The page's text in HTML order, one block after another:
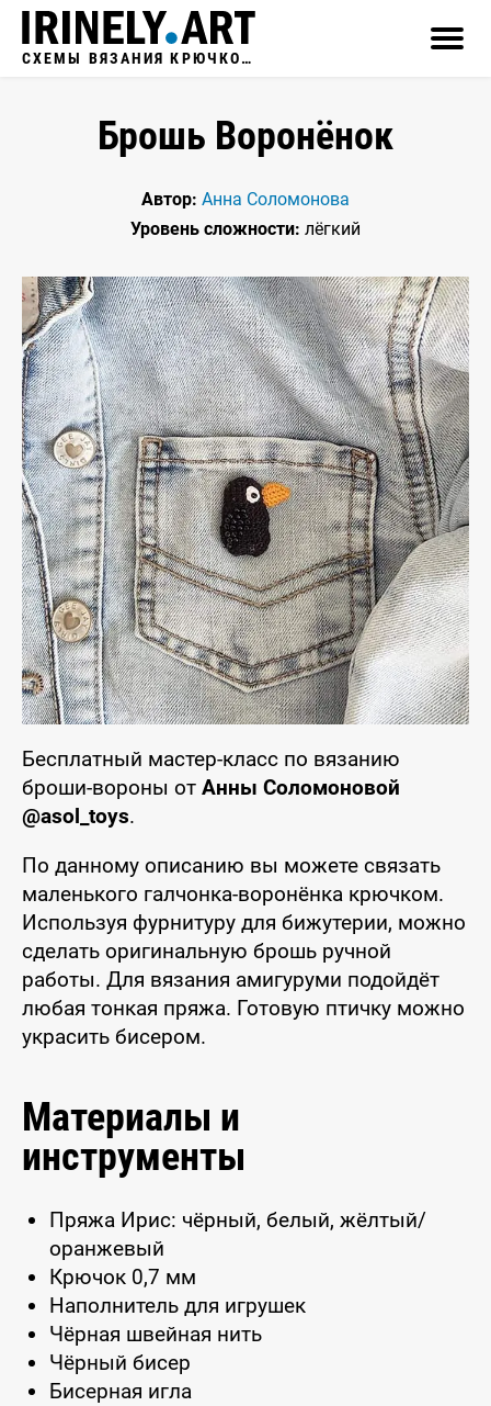
СХЕМЫ ВЯЗАНИЯ КРЮЧКОМ
Брошь Воронёнок
Автор: Анна Соломонова
Уровень сложности: лёгкий
Бесплатный мастер-класс по вязанию
броши-вороны от Анны Соломоновой
@asol_toys.
По данному описанию вы можете связать
маленького галчонка-воронёнка крючком.
Используя фурнитуру для бижутерии, можно
сделать оригинальную брошь ручной
работы. Для вязания амигуруми подойдёт
любая тонкая пряжа. Готовую птичку можно
украсить бисером.
Материалы и
инструменты
Пряжа Ирис: чёрный, белый, жёлтый/
оранжевый
Крючок 0,7 мм
Наполнитель для игрушек
Чёрная швейная нить
Чёрный бисер
Бисерная игла